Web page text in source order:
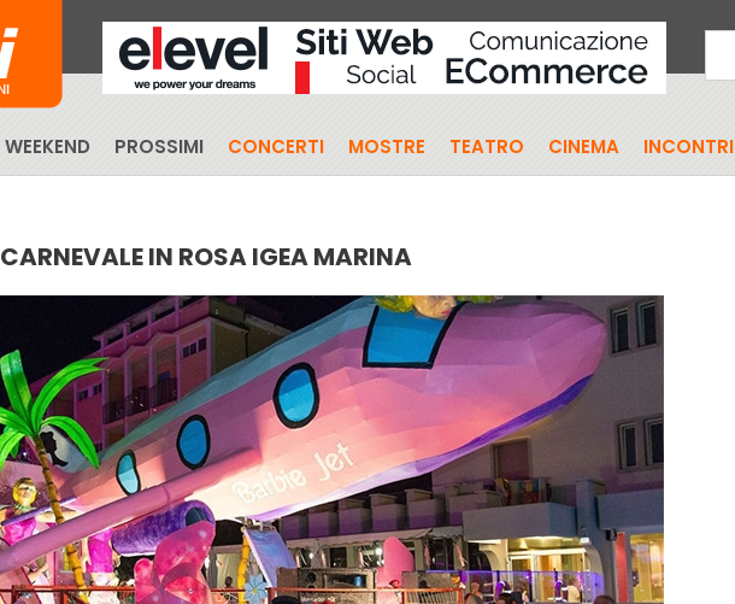
WEEKEND PROSSIMI CONCERTI MOSTRE TEATRO CINEMA INCONTRI
CARNEVALE IN ROSA IGEA MARINA